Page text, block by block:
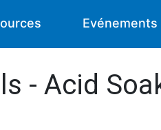
Evénements
- Acid